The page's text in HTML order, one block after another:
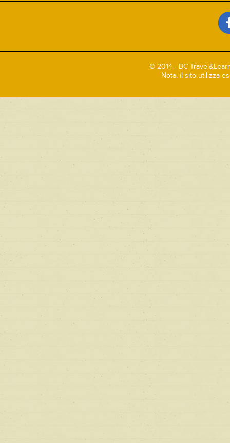
© 2014 - BC
Nota: il sito utilizza